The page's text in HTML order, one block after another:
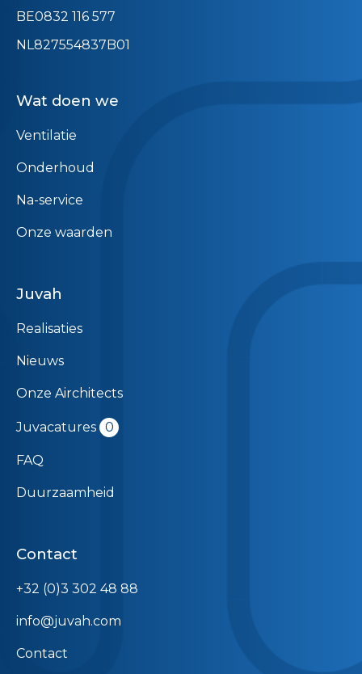
BE0832 116 577
NL827554837B01
Wat doen we
Ventilatie
Onderhoud
Na-service
Onze waarden
Juvah
Realisaties
Nieuws
Onze Airchitects
Juvacatures 0
FAQ
Duurzaamheid
Contact
+32 (0)3 302 48 88
info@juvah.com
Contact